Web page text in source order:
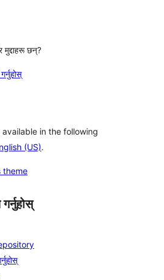
मुद्दाहरू छन्?
available in the following
(US).
theme